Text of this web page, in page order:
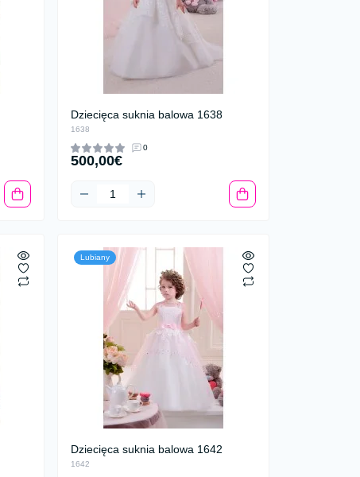
Dziecięca suknia balowa 1638
1638
0
500,00€
Lubiany
Dziecięca suknia balowa 1642
1642